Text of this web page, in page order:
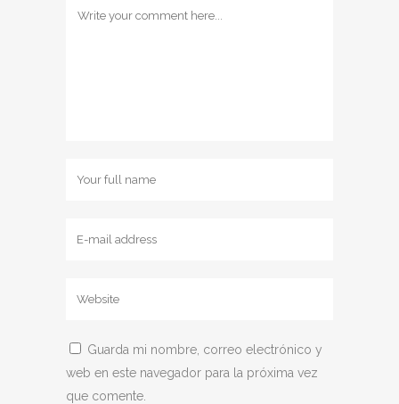
Guarda mi nombre, correo electrónico y
web en este navegador para la próxima vez
que comente.